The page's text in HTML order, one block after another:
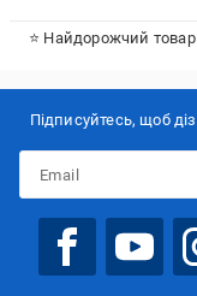
⭐ Найдорожчий товар
Підписуйтесь, щоб